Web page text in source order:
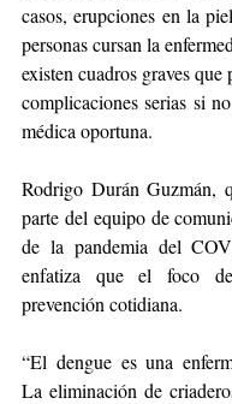
casos, erupciones en la
personas cursan la
existen cuadros graves que
complicaciones serias si
médica oportuna.
Rodrigo Durán Guzmán,
parte del equipo de
de la pandemia del
enfatiza que el foco
prevención cotidiana.
“El dengue es una
La eliminación de